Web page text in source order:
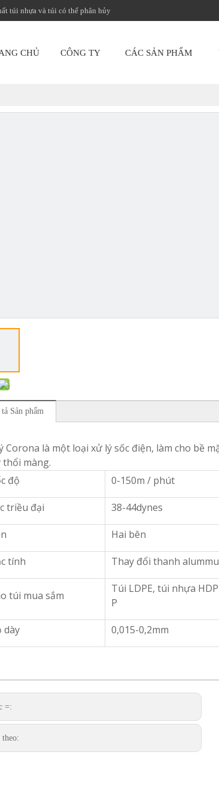
túi nhựa và túi có thể phân hủy
CHỦ CÔNG TY CÁC SẢN PHẨM
Sản phẩm
Corona là một loại xử lý sốc điện, làm cho bề
thổi màng.
độ
0-150m / phút
triều đại 38-44dynes
Hai bên
tính Thay đổi thanh
túi mua sắm
Túi LDPE, túi nhựa
P
dày 0,015-0,2mm
=: